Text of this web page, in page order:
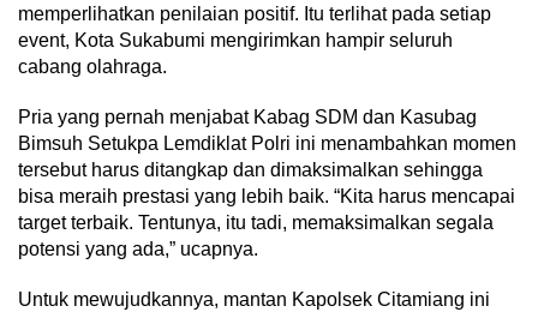
memperlihatkan penilaian positif. Itu terlihat pada setiap
event, Kota Sukabumi mengirimkan hampir seluruh
cabang olahraga.
Pria yang pernah menjabat Kabag SDM dan Kasubag
Bimsuh Setukpa Lemdiklat Polri ini menambahkan momen
tersebut harus ditangkap dan dimaksimalkan sehingga
bisa meraih prestasi yang lebih baik. “Kita harus mencapai
target terbaik. Tentunya, itu tadi, memaksimalkan segala
potensi yang ada,” ucapnya.
‎Untuk mewujudkannya, mantan Kapolsek Citamiang ini